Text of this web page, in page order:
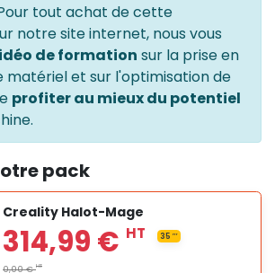
tout achat de cette
notre site internet, nous vous
de formation sur la prise en
matériel et sur l'optimisation de
profiter au mieux du potentiel
pack
Creality Halot-Mage